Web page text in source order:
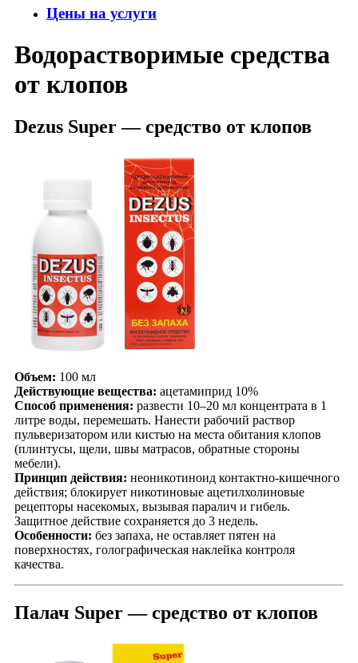
Цены на услуги
Водорастворимые средства
от клопов
Dezus Super — средство от клопов
Объем: 100 мл
Действующие вещества: ацетамиприд 10%
Способ применения: развести 10–20 мл концентрата в 1
литре воды, перемешать. Нанести рабочий раствор
пульверизатором или кистью на места обитания клопов
(плинтусы, щели, швы матрасов, обратные стороны
мебели).
Принцип действия: неоникотиноид контактно-кишечного
действия; блокирует никотиновые ацетилхолиновые
рецепторы насекомых, вызывая паралич и гибель.
Защитное действие сохраняется до 3 недель.
Особенности: без запаха, не оставляет пятен на
поверхностях, голографическая наклейка контроля
качества.
Палач Super — средство от клопов